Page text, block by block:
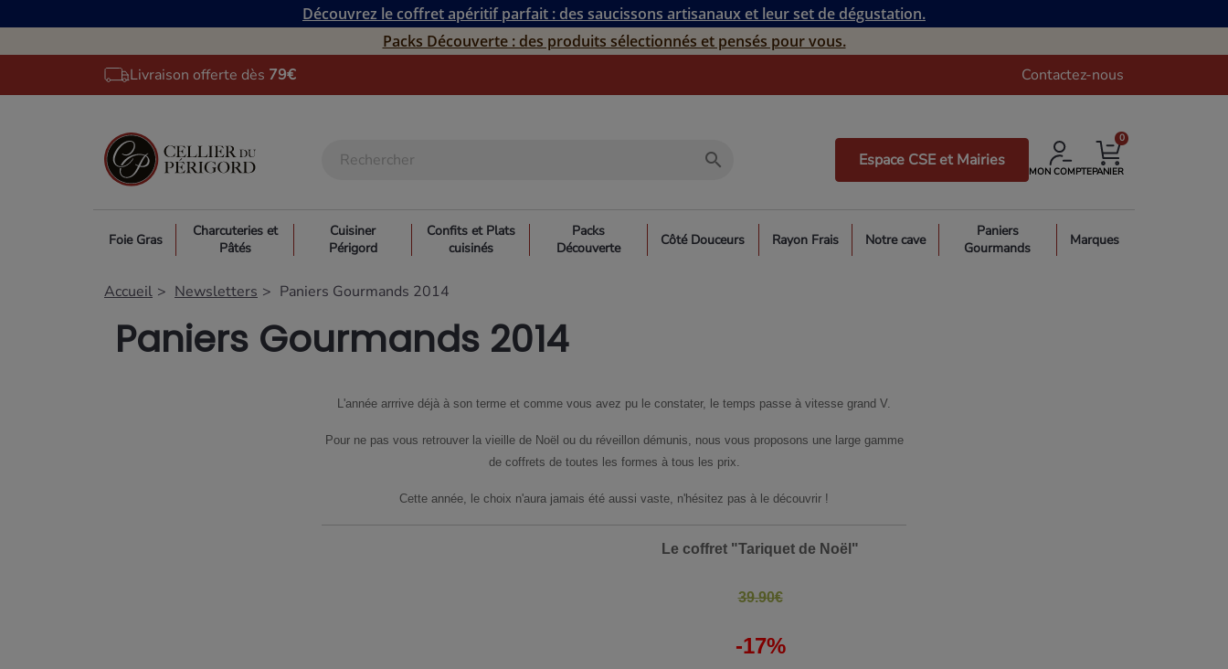
Découvrez le coffret apéritif parfait : des saucissons artisanaux et leur set de dégustation.
Packs Découverte : des produits sélectionnés et pensés pour vous.
Livraison offerte dès 79€ Contactez-nous
search Espace CSE et Mairies
MON COMPTEPANIER
0
Foie Gras
Charcuteries et
Pâtés
Cuisiner
Périgord
Confits et Plats
cuisinés
Packs
Découverte
Côté Douceurs Rayon Frais Notre cave
Paniers
Gourmands
Marques
Accueil Newsletters Paniers Gourmands 2014
Paniers Gourmands 2014
L'année arrrive déjà à son terme et comme vous avez pu le constater, le temps passe à vitesse grand V.
Pour ne pas vous retrouver la vieille de Noël ou du réveillon démunis, nous vous proposons une large gamme
de coffrets de toutes les formes à tous les prix.
Cette année, le choix n'aura jamais été aussi vaste, n'hésitez pas à le découvrir !
Le coffret "Tariquet de Noël"
39.90€
-17%